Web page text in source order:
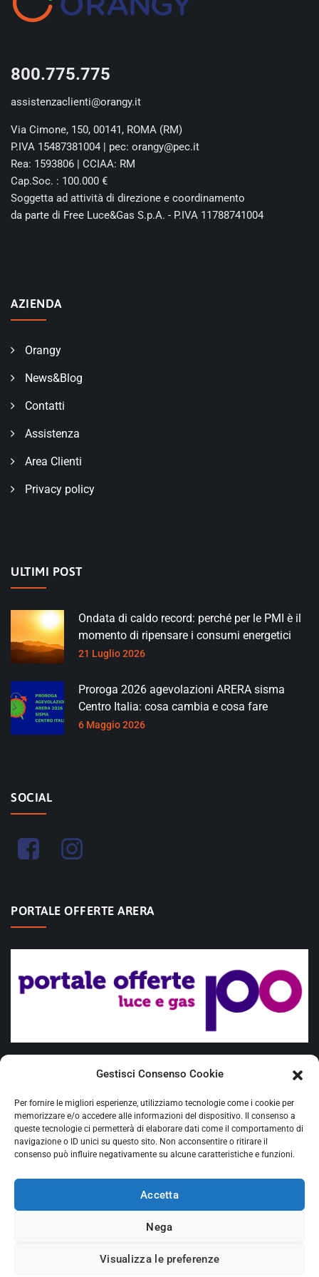
Gestisci Consenso Cookie
Per fornire le migliori esperienze, utilizziamo tecnologie come i cookie per
memorizzare e/o accedere alle informazioni del dispositivo. Il consenso a
queste tecnologie ci permetterà di elaborare dati come il comportamento di
navigazione o ID unici su questo sito. Non acconsentire o ritirare il
consenso può influire negativamente su alcune caratteristiche e funzioni.
Accetta
Nega
Visualizza le preferenze
800.775.775
assistenzaclienti@orangy.it
Via Cimone, 150, 00141, ROMA (RM)
P.IVA 15487381004 | pec: orangy@pec.it
Rea: 1593806 | CCIAA: RM
Cap.Soc. : 100.000 €
Soggetta ad attività di direzione e coordinamento
da parte di Free Luce&Gas S.p.A. - P.IVA 11788741004
AZIENDA
Orangy
News&Blog
Contatti
Assistenza
Area Clienti
Privacy policy
ULTIMI POST
Ondata di caldo record: perché per le PMI è il
momento di ripensare i consumi energetici
21 Luglio 2026
Proroga 2026 agevolazioni ARERA sisma
Centro Italia: cosa cambia e cosa fare
6 Maggio 2026
SOCIAL
PORTALE OFFERTE ARERA
Requisiti Cliente vulnerabile
Ciclone Harry - delibera Arera 20/2026/R/COM